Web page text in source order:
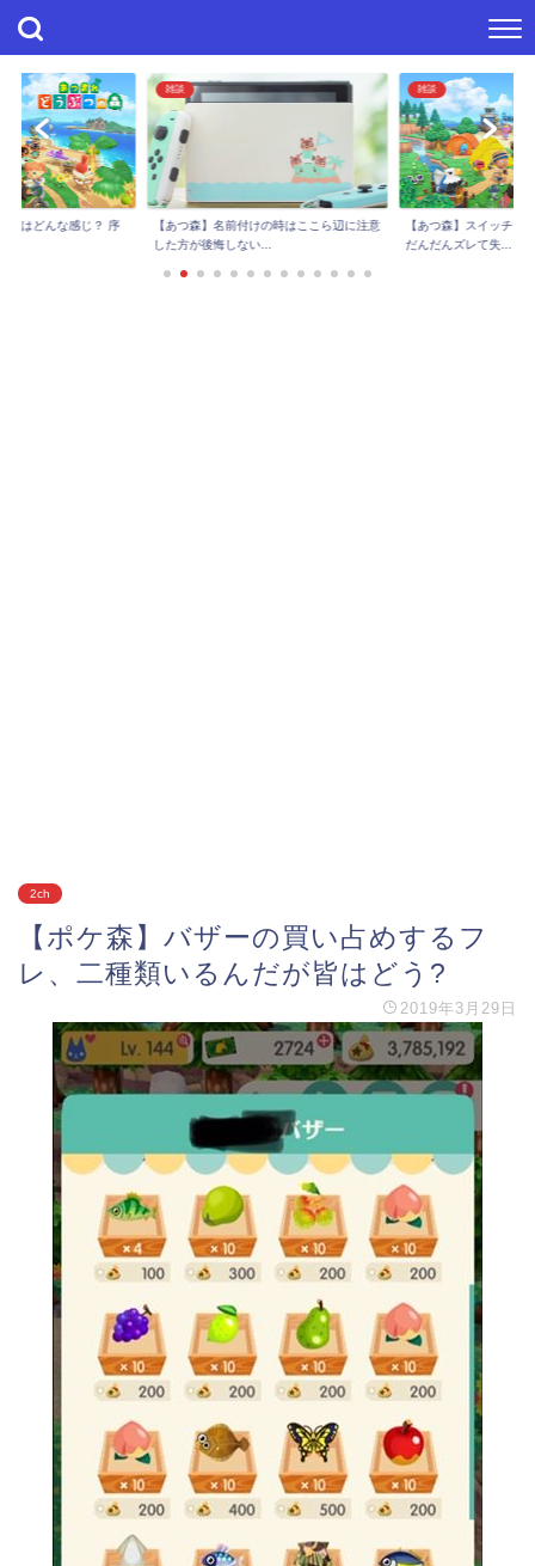
捗はどんな感じ？ 序
雑談
【あつ森】名前付けの時はここら辺に注意
した方が後悔しない...
雑談
【あつ森】スイッチで
だんだんズレて失...
2ch
【ポケ森】バザーの買い占めするフ
レ、二種類いるんだが皆はどう?
2019年3月29日